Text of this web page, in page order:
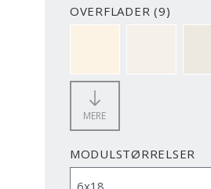
OVERFLADER (9)
MERE
MODULSTØRRELSER